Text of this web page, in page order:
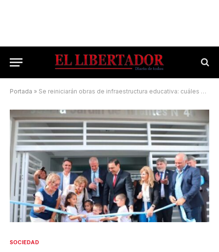
Portada » Se reiniciarán obras de infraestructura educativa: cuáles son
SOCIEDAD